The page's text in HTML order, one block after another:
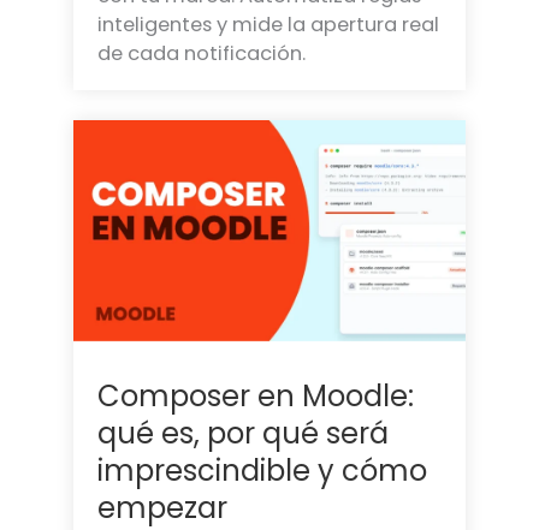
inteligentes y mide la apertura real
de cada notificación.
Composer en Moodle:
qué es, por qué será
imprescindible y cómo
empezar